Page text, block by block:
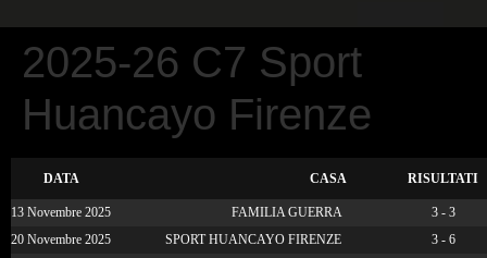
2025-26 C7 Sport
Huancayo Firenze
DATA CASA RISULTATI
13 Novembre 2025 FAMILIA GUERRA
3 - 3
20 Novembre 2025
SPORT HUANCAYO FIRENZE
3 - 6